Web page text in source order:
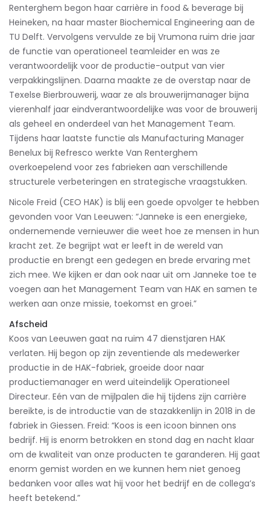
Renterghem begon haar carrière in food & beverage bij
Heineken, na haar master Biochemical Engineering aan de
TU Delft. Vervolgens vervulde ze bij Vrumona ruim drie jaar
de functie van operationeel teamleider en was ze
verantwoordelijk voor de productie-output van vier
verpakkingslijnen. Daarna maakte ze de overstap naar de
Texelse Bierbrouwerij, waar ze als brouwerijmanager bijna
vierenhalf jaar eindverantwoordelijke was voor de brouwerij
als geheel en onderdeel van het Management Team.
Tijdens haar laatste functie als Manufacturing Manager
Benelux bij Refresco werkte Van Renterghem
overkoepelend voor zes fabrieken aan verschillende
structurele verbeteringen en strategische vraagstukken.
Nicole Freid (CEO HAK) is blij een goede opvolger te hebben
gevonden voor Van Leeuwen: “Janneke is een energieke,
ondernemende vernieuwer die weet hoe ze mensen in hun
kracht zet. Ze begrijpt wat er leeft in de wereld van
productie en brengt een gedegen en brede ervaring met
zich mee. We kijken er dan ook naar uit om Janneke toe te
voegen aan het Management Team van HAK en samen te
werken aan onze missie, toekomst en groei.”
Afscheid
Koos van Leeuwen gaat na ruim 47 dienstjaren HAK
verlaten. Hij begon op zijn zeventiende als medewerker
productie in de HAK-fabriek, groeide door naar
productiemanager en werd uiteindelijk Operationeel
Directeur. Eén van de mijlpalen die hij tijdens zijn carrière
bereikte, is de introductie van de stazakkenlijn in 2018 in de
fabriek in Giessen. Freid: “Koos is een icoon binnen ons
bedrijf. Hij is enorm betrokken en stond dag en nacht klaar
om de kwaliteit van onze producten te garanderen. Hij gaat
enorm gemist worden en we kunnen hem niet genoeg
bedanken voor alles wat hij voor het bedrijf en de collega’s
heeft betekend.”